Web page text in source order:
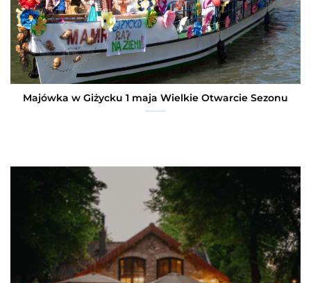
Majówka w Giżycku 1 maja Wielkie Otwarcie Sezonu